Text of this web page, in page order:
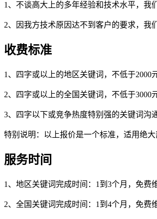
1、不谈高大上的多年经验和技术水平，我
2、因我方技术原因达不到客户的要求，我
收费标准
1、四字或以上的地区关键词，不低于2000
2、四字或以上的全国关键词，不低于3000
3、四字以下或竞争热度特别强的关键词沟
特别说明：以上报价是一个标准，适用绝
服务时间
1、地区关键词完成时间：1到3个月，免费
2、全国关键词完成时间：1到4个月，免费